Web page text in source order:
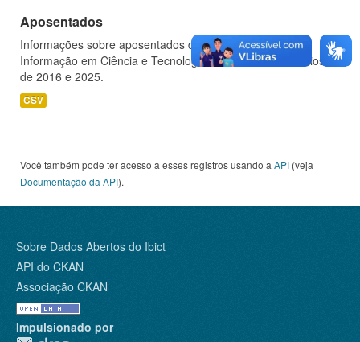
Aposentados
Informações sobre aposentados do Instituto Brasileiro de
Informação em Ciência e Tecnologia - IBICT, nos exercícios
de 2016 e 2025.
CSV
Você também pode ter acesso a esses registros usando a API (veja
Documentação da API).
Sobre Dados Abertos do Ibict
API do CKAN
Associação CKAN
Impulsionado por